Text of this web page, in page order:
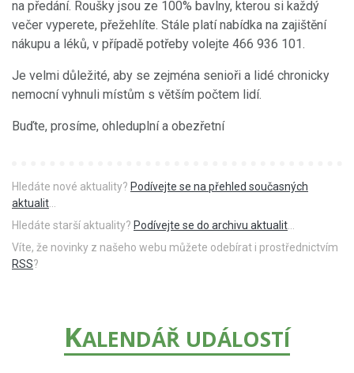
na předání. Roušky jsou ze 100% bavlny, kterou si každý
večer vyperete, přežehlíte. Stále platí nabídka na zajištění
nákupu a léků, v případě potřeby volejte 466 936 101.
Je velmi důležité, aby se zejména senioři a lidé chronicky
nemocní vyhnuli místům s větším počtem lidí.
Buďte, prosíme, ohleduplní a obezřetní
Hledáte nové aktuality? Podívejte se na přehled současných
aktualit
Hledáte starší aktuality? Podívejte se do archivu aktualit
Víte, že novinky z našeho webu můžete odebírat i prostřednictvím
RSS?
KALENDÁŘ UDÁLOSTÍ